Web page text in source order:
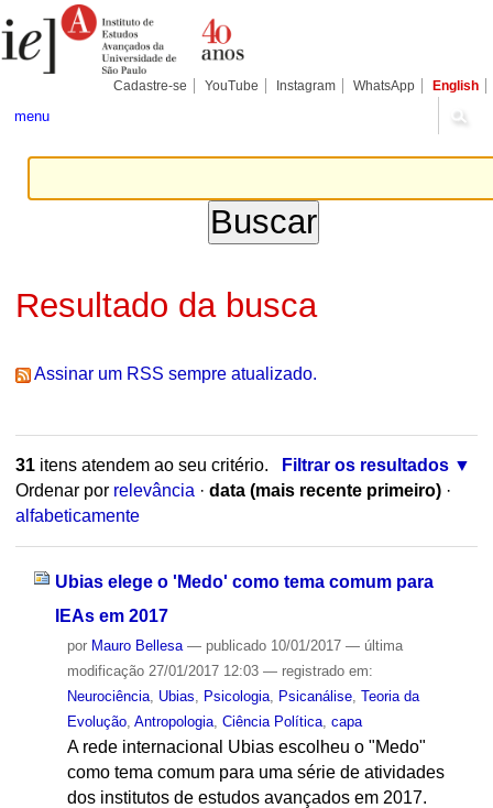
para
conteúdo.
Pessoais
Cadastre-se YouTube Instagram WhatsApp English
menu
Resultado da busca
Assinar um RSS sempre atualizado.
31itens atendem ao seu critério.
Filtrar os resultados
Ordenar por relevância · data (mais recente primeiro) ·
alfabeticamente
Ubias elege o 'Medo' como tema comum para
IEAs em 2017
por Mauro Bellesa — publicado10/01/2017 — última
modificação27/01/2017 12:03 — registrado em:
Neurociência, Ubias Psicologia, Psicanálise, Teoria da
Evolução, Antropologia, Ciência Política, capa
A rede internacional Ubias escolheu o "Medo"
como tema comum para uma série de atividades
dos institutos de estudos avançados em 2017.